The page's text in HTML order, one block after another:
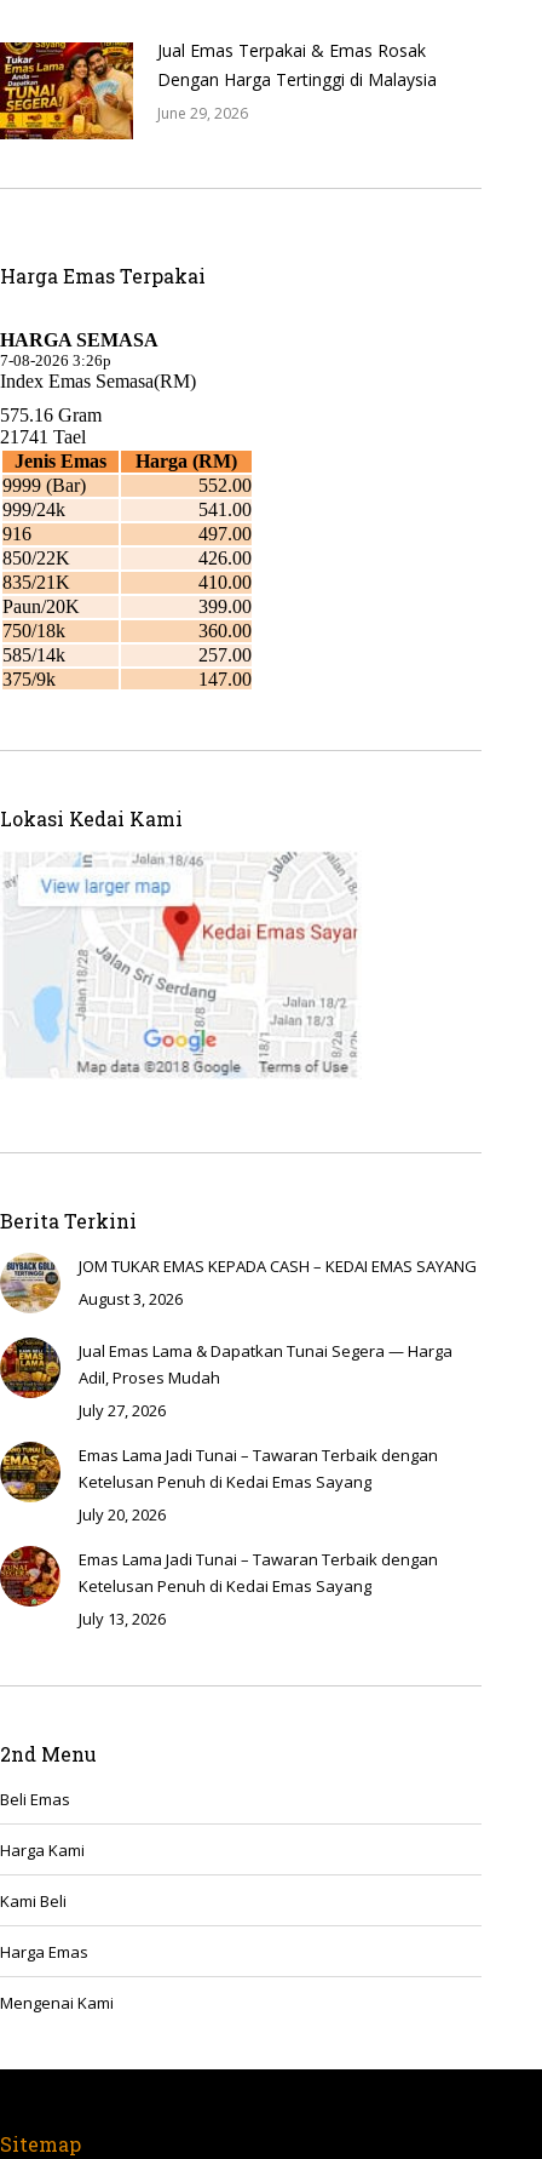
Jual Emas Terpakai & Emas Rosak
Dengan Harga Tertinggi di Malaysia
June 29, 2026
Harga Emas Terpakai
Lokasi Kedai Kami
Berita Terkini
JOM TUKAR EMAS KEPADA CASH – KEDAI EMAS SAYANG
August 3, 2026
Jual Emas Lama & Dapatkan Tunai Segera — Harga
Adil, Proses Mudah
July 27, 2026
Emas Lama Jadi Tunai – Tawaran Terbaik dengan
Ketelusan Penuh di Kedai Emas Sayang
July 20, 2026
Emas Lama Jadi Tunai – Tawaran Terbaik dengan
Ketelusan Penuh di Kedai Emas Sayang
July 13, 2026
2nd Menu
Beli Emas
Harga Kami
Kami Beli
Harga Emas
Mengenai Kami
Sitemap